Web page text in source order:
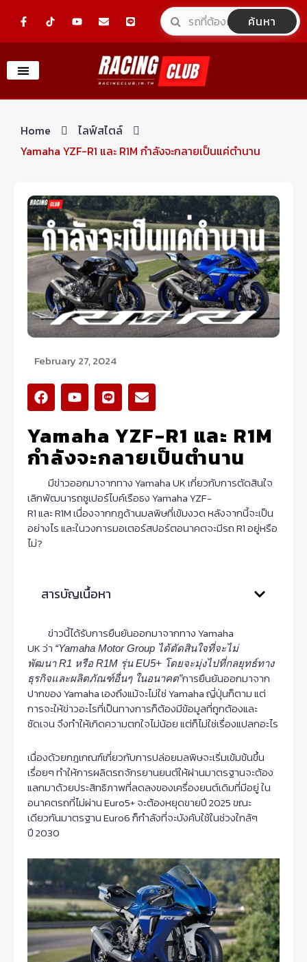
F
a
e
o
o
-
o
t
n
e
l
o
p
e
L
i
e
ค้นหา
Home
ไลฟ์สไตล์
Yamaha YZF-R1 และ R1M กำลังจะกลายเป็นแค่ตำนาน
February 27, 2024
F
a
c
e
b
o
Y
o
u
t
u
b
L
i
n
e
E
n
v
e
l
o
e
Yamaha YZF-R1 และ R1M
กำลังจะกลายเป็นตำนาน
มีข่าวออกมาจากทางYamaha UKเกี่ยวกับการตัดสินใจ
เลิกพัฒนารถซูเปอร์ไบค์เรือธงYamaha YZF-
R1และR1Mเนื่องจากกฎด้านมลพิษที่เข้มงวด หลังจากนี้จะเป็น
อย่างไร และในวงการมอเตอร์สปอร์ตอนาคตจะมีรถR1อยู่หรือ
ไม่?
สารบัญเนื้อหา
ข่าวนี้ได้รับการยืนยันออกมาจากทางYamaha
UKว่า “Yamaha Motor Group ได้ตัดสินใจที่จะไม่
พัฒนาR1 หรือR1M รุ่นEU5+ โดยจะมุ่งไปที่กลยุทธ์ทาง
ธุรกิจและผลิตภัณฑ์อื่นๆ ในอนาคต”การยืนยันออกมาจาก
ปากของYamahaเองถึงแม้จะไม่ใช่Yamahaญี่ปุ่นก็ตาม แต่
การจะให้ข่าวอะไรที่เป็นทางการก็ต้องมีข้อมูลที่ถูกต้องและ
ชัดเจน จึงทำให้เกิดความตกใจไม่น้อย แต่ก็ไม่ใช่เรื่องแปลกอะไร
เนื่องด้วยกฎเกณฑ์เกี่ยวกับการปล่อยมลพิษจะเริ่มเข้มข้นขึ้น
เรื่อยๆ ทำให้การผลิตรถจักรยานยนต์ให้ผ่านมาตรฐานจะต้อง
แลกมาด้วยประสิทธิภาพที่ลดลงของเครื่องยนต์เดิมที่มีอยู่ ใน
อนาคตรถที่ไม่ผ่านEuro5+จะต้องหยุดขายปี2025ขณะ
เดียวกันมาตรฐานEuro6ก็กำลังที่จะบังคับใช้ในช่วงใกล้ๆ
ปี2030